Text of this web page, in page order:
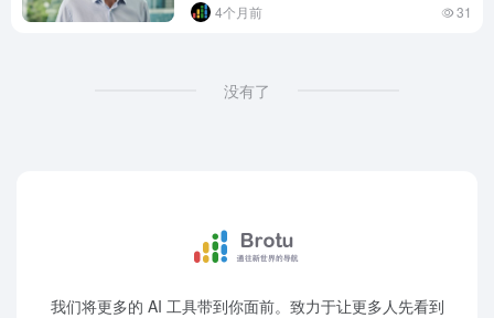
4个月前 31
没有了
我们将更多的 AI 工具带到你面前。致力于让更多人先看到